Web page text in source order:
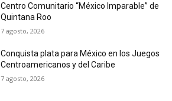
Centro Comunitario “México Imparable” de
Quintana Roo
7 agosto, 2026
Conquista plata para México en los Juegos
Centroamericanos y del Caribe
7 agosto, 2026